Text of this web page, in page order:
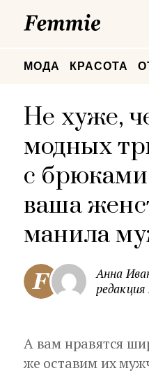
МОДА КРАСОТА
Не хуже,
модных
с
ваша
манила
Анна
А вам нравятся
же оставим их